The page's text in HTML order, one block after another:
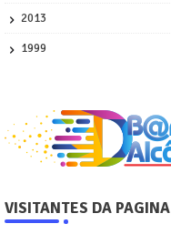
2013
1999
VISITANTES DA PAGINA